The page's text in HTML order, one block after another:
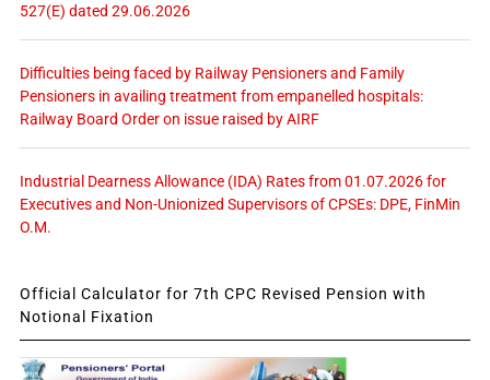
527(E) dated 29.06.2026
Difficulties being faced by Railway Pensioners and Family
Pensioners in availing treatment from empanelled hospitals:
Railway Board Order on issue raised by AIRF
Industrial Dearness Allowance (IDA) Rates from 01.07.2026 for
Executives and Non-Unionized Supervisors of CPSEs: DPE, FinMin
O.M.
Official Calculator for 7th CPC Revised Pension with
Notional Fixation